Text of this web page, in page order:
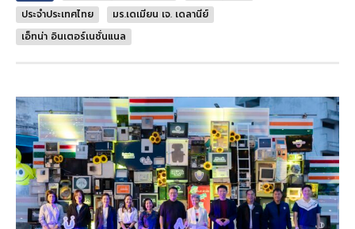
ประจำประเทศไทย
มร.เดเมียน เจ. เดลานีย์
เอ็ทน่า อินเตอร์เนชั่นแนล